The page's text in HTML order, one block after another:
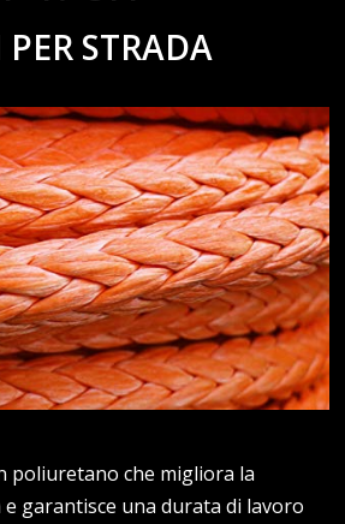
PER STRADA
poliuretano che migliora la
garantisce una durata di lavoro